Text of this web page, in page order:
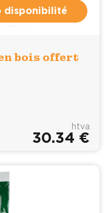
disponibilité
bois offert
htva
30.34 €